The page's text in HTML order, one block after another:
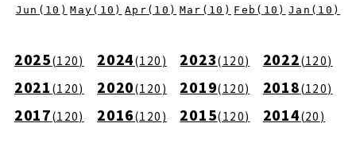
Jun ( 10 ) May ( 10 ) Apr ( 10 ) Mar ( 10 ) Feb ( 10 ) Jan ( 10 )
2025(120) 2024(120 ) 2023(120) 2022(120)
2021 (120) 2020(120 ) 2019(120) 2018(120)
2017(120) 2016(120 ) 2015(120) 2014(20 )